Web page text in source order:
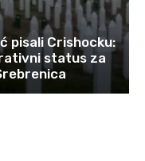
pisali Crishocku:
status za